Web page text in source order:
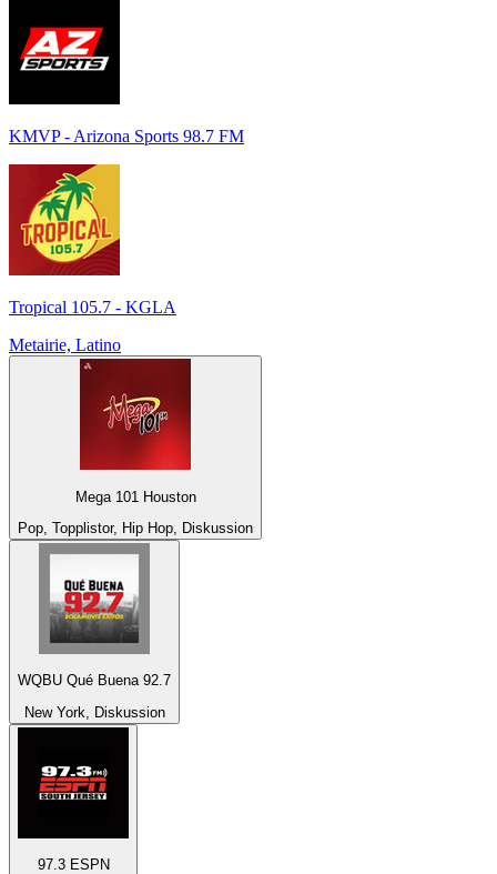
KMVP - Arizona Sports 98.7 FM
Tropical 105.7 - KGLA
Metairie, Latino
Mega 101 Houston
Pop, Topplistor, Hip Hop, Diskussion
WQBU Qué Buena 92.7
New York, Diskussion
97.3 ESPN